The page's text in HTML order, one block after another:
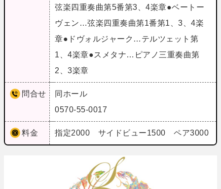
弦楽四重奏曲第5番第3、4楽章●ベートー
ヴェン…弦楽四重奏曲第1番第1、3、4楽
章●ドヴォルジャーク…テルツェット第
1、4楽章●スメタナ…ピアノ三重奏曲第
2、3楽章
問合せ
同ホール
0570-55-0017
料金 指定2000 サイドビュー1500 ペア3000